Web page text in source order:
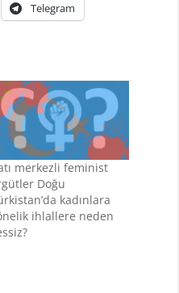
Telegram
merkezli feminist
Doğu
kadınlara
ihlallere neden